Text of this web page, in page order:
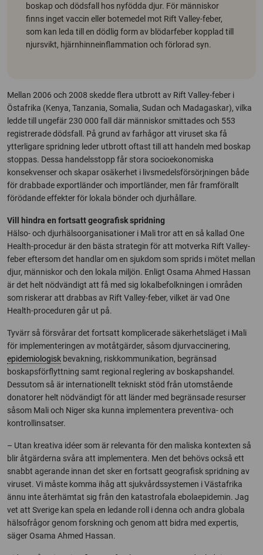
boskap och dödsfall hos nyfödda djur. För människor
finns inget vaccin eller botemedel mot Rift Valley-feber,
som kan leda till en dödlig form av blödarfeber kopplad till
njursvikt, hjärnhinneinflammation och förlorad syn.
Mellan 2006 och 2008 skedde flera utbrott av Rift Valley-feber i
Östafrika (Kenya, Tanzania, Somalia, Sudan och Madagaskar), vilka
ledde till ungefär 230 000 fall där människor smittades och 553
registrerade dödsfall. På grund av farhågor att viruset ska få
ytterligare spridning leder utbrott oftast till att handeln med boskap
stoppas. Dessa handelsstopp får stora socioekonomiska
konsekvenser och skapar osäkerhet i livsmedelsförsörjningen både
för drabbade exportländer och importländer, men får framförallt
förödande effekter för lokala bönder och djurhållare.
Vill hindra en fortsatt geografisk spridning
Hälso- och djurhälsoorganisationer i Mali tror att en så kallad One
Health-procedur är den bästa strategin för att motverka Rift Valley-
feber eftersom det handlar om en sjukdom som sprids i mötet mellan
djur, människor och den lokala miljön. Enligt Osama Ahmed Hassan
är det helt nödvändigt att få med sig lokalbefolkningen i områden
som riskerar att drabbas av Rift Valley-feber, vilket är vad One
Health-proceduren går ut på.
Tyvärr så försvårar det fortsatt komplicerade säkerhetsläget i Mali
för implementeringen av motåtgärder, såsom djurvaccinering,
epidemiologisk bevakning, riskkommunikation, begränsad
boskapsförflyttning samt regional reglering av boskapshandel.
Dessutom så är internationellt tekniskt stöd från utomstående
donatorer helt nödvändigt för att länder med begränsade resurser
såsom Mali och Niger ska kunna implementera preventiva- och
kontrollinsatser.
– Utan kreativa idéer som är relevanta för den maliska kontexten så
blir åtgärderna svåra att implementera. Men det behövs också ett
snabbt agerande innan det sker en fortsatt geografisk spridning av
viruset. Vi måste komma ihåg att sjukvårdssystemen i Västafrika
ännu inte återhämtat sig från den katastrofala ebolaepidemin. Jag
vet att Sverige kan spela en ledande roll i denna och andra globala
hälsofrågor genom forskning och genom att bidra med expertis,
säger Osama Ahmed Hassan.